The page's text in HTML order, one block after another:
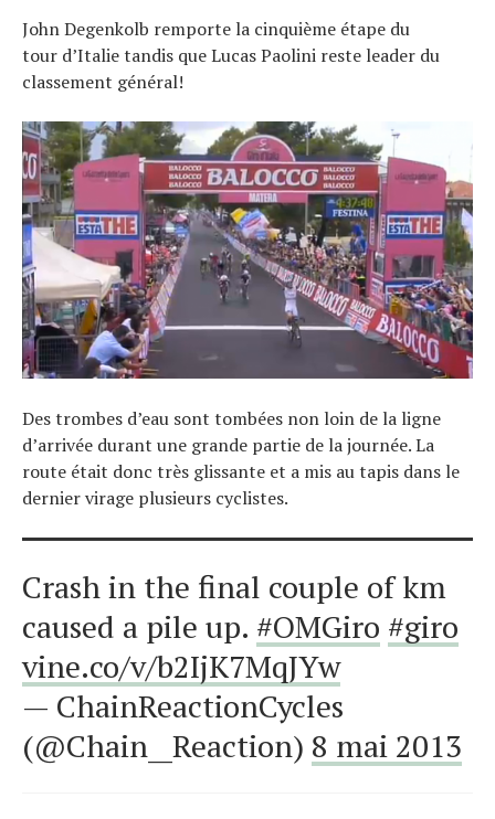
John Degenkolb remporte la cinquième étape du
tour d’Italie tandis que Lucas Paolini reste leader du
classement général!
Des trombes d’eau sont tombées non loin de la ligne
d’arrivée durant une grande partie de la journée. La
route était donc très glissante et a mis au tapis dans le
dernier virage plusieurs cyclistes.
Crash in the final couple of km
caused a pile up. #OMGiro #giro
vine.co/v/b2IjK7MqJYw
— ChainReactionCycles
(@Chain__Reaction) 8 mai 2013